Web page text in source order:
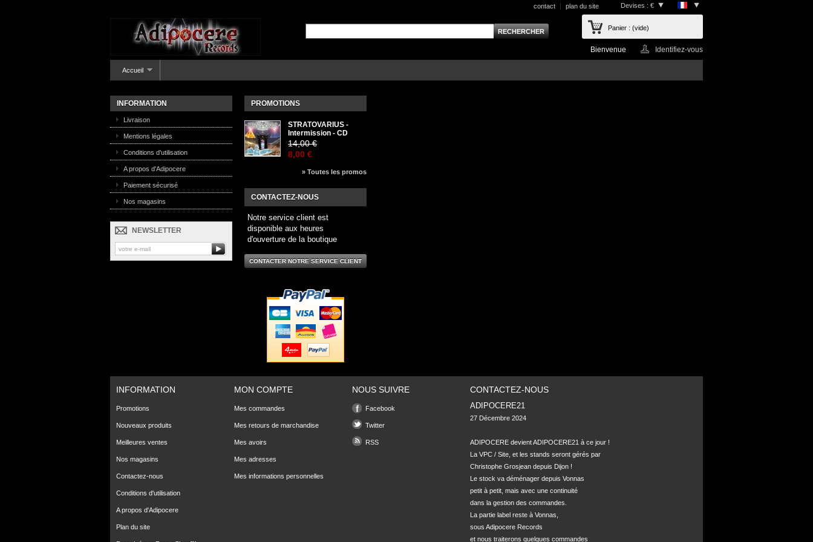
Devises : €
contact plan du site
Panier : (vide)
Bienvenue Identifiez-vous
Accueil
INFORMATION
Livraison
Mentions légales
Conditions d'utilisation
A propos d'Adipocere
Paiement sécurisé
Nos magasins
NEWSLETTER
PROMOTIONS
STRATOVARIUS -
Intermission - CD
14,00 €
8,00 €
» Toutes les promos
CONTACTEZ-NOUS
Notre service client est
disponible aux heures
d'ouverture de la boutique
CONTACTER NOTRE SERVICE CLIENT
INFORMATION
Promotions
Nouveaux produits
Meilleures ventes
Nos magasins
Contactez-nous
Conditions d'utilisation
A propos d'Adipocere
Plan du site
MON COMPTE
Mes commandes
Mes retours de marchandise
Mes avoirs
Mes adresses
Mes informations personnelles
NOUS SUIVRE
Facebook
Twitter
RSS
CONTACTEZ-NOUS
ADIPOCERE21
27 Décembre 2024
ADIPOCERE devient ADIPOCERE21 à ce jour !
La VPC / Site, et les stands seront gérés par
Christophe Grosjean depuis Dijon !
Le stock va déménager depuis Vonnas
petit à petit, mais avec une continuité
dans la gestion des commandes.
La partie label reste à Vonnas,
sous Adipocere Records
et nous traiterons quelques commandes